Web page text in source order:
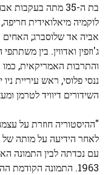
בת ה-35 מתה
לוקמיה מיאלואידית
אביה אד שלוסברג; האחים
ג'וזפין ואדווין. בין
והתרבות האמריקאית, כמו
ננסי פלוסי, ראש עיריית
השידורים דיוויד לטרמן
"ההיסטוריה חוזרת על
לאחר הידיעה על מותה של
עם נכדתה לבין התמונה
1963. התמונה